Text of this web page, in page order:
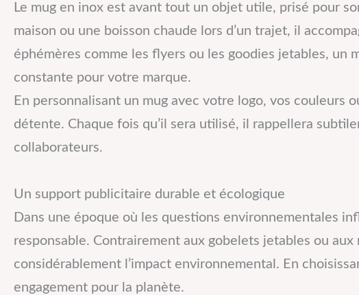
Le mug en inox est avant tout un objet utile, prisé pour
maison ou une boisson chaude lors d’un trajet, il
éphémères comme les flyers ou les goodies jetables, un
constante pour votre marque.
En personnalisant un mug avec votre logo, vos couleurs
détente. Chaque fois qu’il sera utilisé, il rappellera
collaborateurs.
Un support publicitaire durable et écologique
Dans une époque où les questions environnementales
responsable. Contrairement aux gobelets jetables ou
considérablement l’impact environnemental. En
engagement pour la planète.